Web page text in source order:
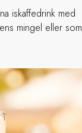
iskaffedrink med
mingel eller som